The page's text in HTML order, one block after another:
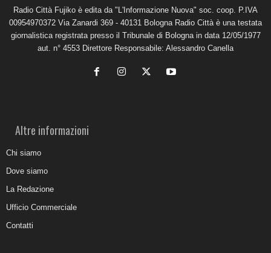
Radio Città Fujiko è edita da "L'Informazione Nuova" soc. coop. P.IVA
00954970372 Via Zanardi 369 - 40131 Bologna Radio Città è una testata
giornalistica registrata presso il Tribunale di Bologna in data 12/05/1977
aut. n° 4553 Direttore Responsabile: Alessandro Canella
Altre informazioni
Chi siamo
Dove siamo
La Redazione
Ufficio Commerciale
Contatti